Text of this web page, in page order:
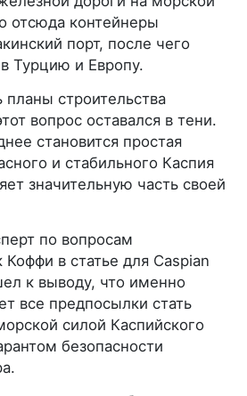
отсюда контейнеры
порт, после чего
Турцию и Европу.
строительства
вопрос оставался в тени.
становится простая
и стабильного Каспия
значительную часть своей
по вопросам
в статье для Caspian
к выводу, что именно
все предпосылки стать
силой Каспийского
безопасности